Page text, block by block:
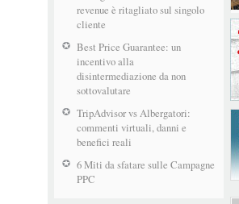
revenue è ritagliato sul singolo
cliente
Best Price Guarantee: un
incentivo alla
disintermediazione da non
sottovalutare
TripAdvisor vs Albergatori:
commenti virtuali, danni e
benefici reali
6 Miti da sfatare sulle Campagne
PPC